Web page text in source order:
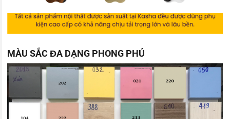
MÀU SẮC ĐA DẠNG PHONG PHÚ